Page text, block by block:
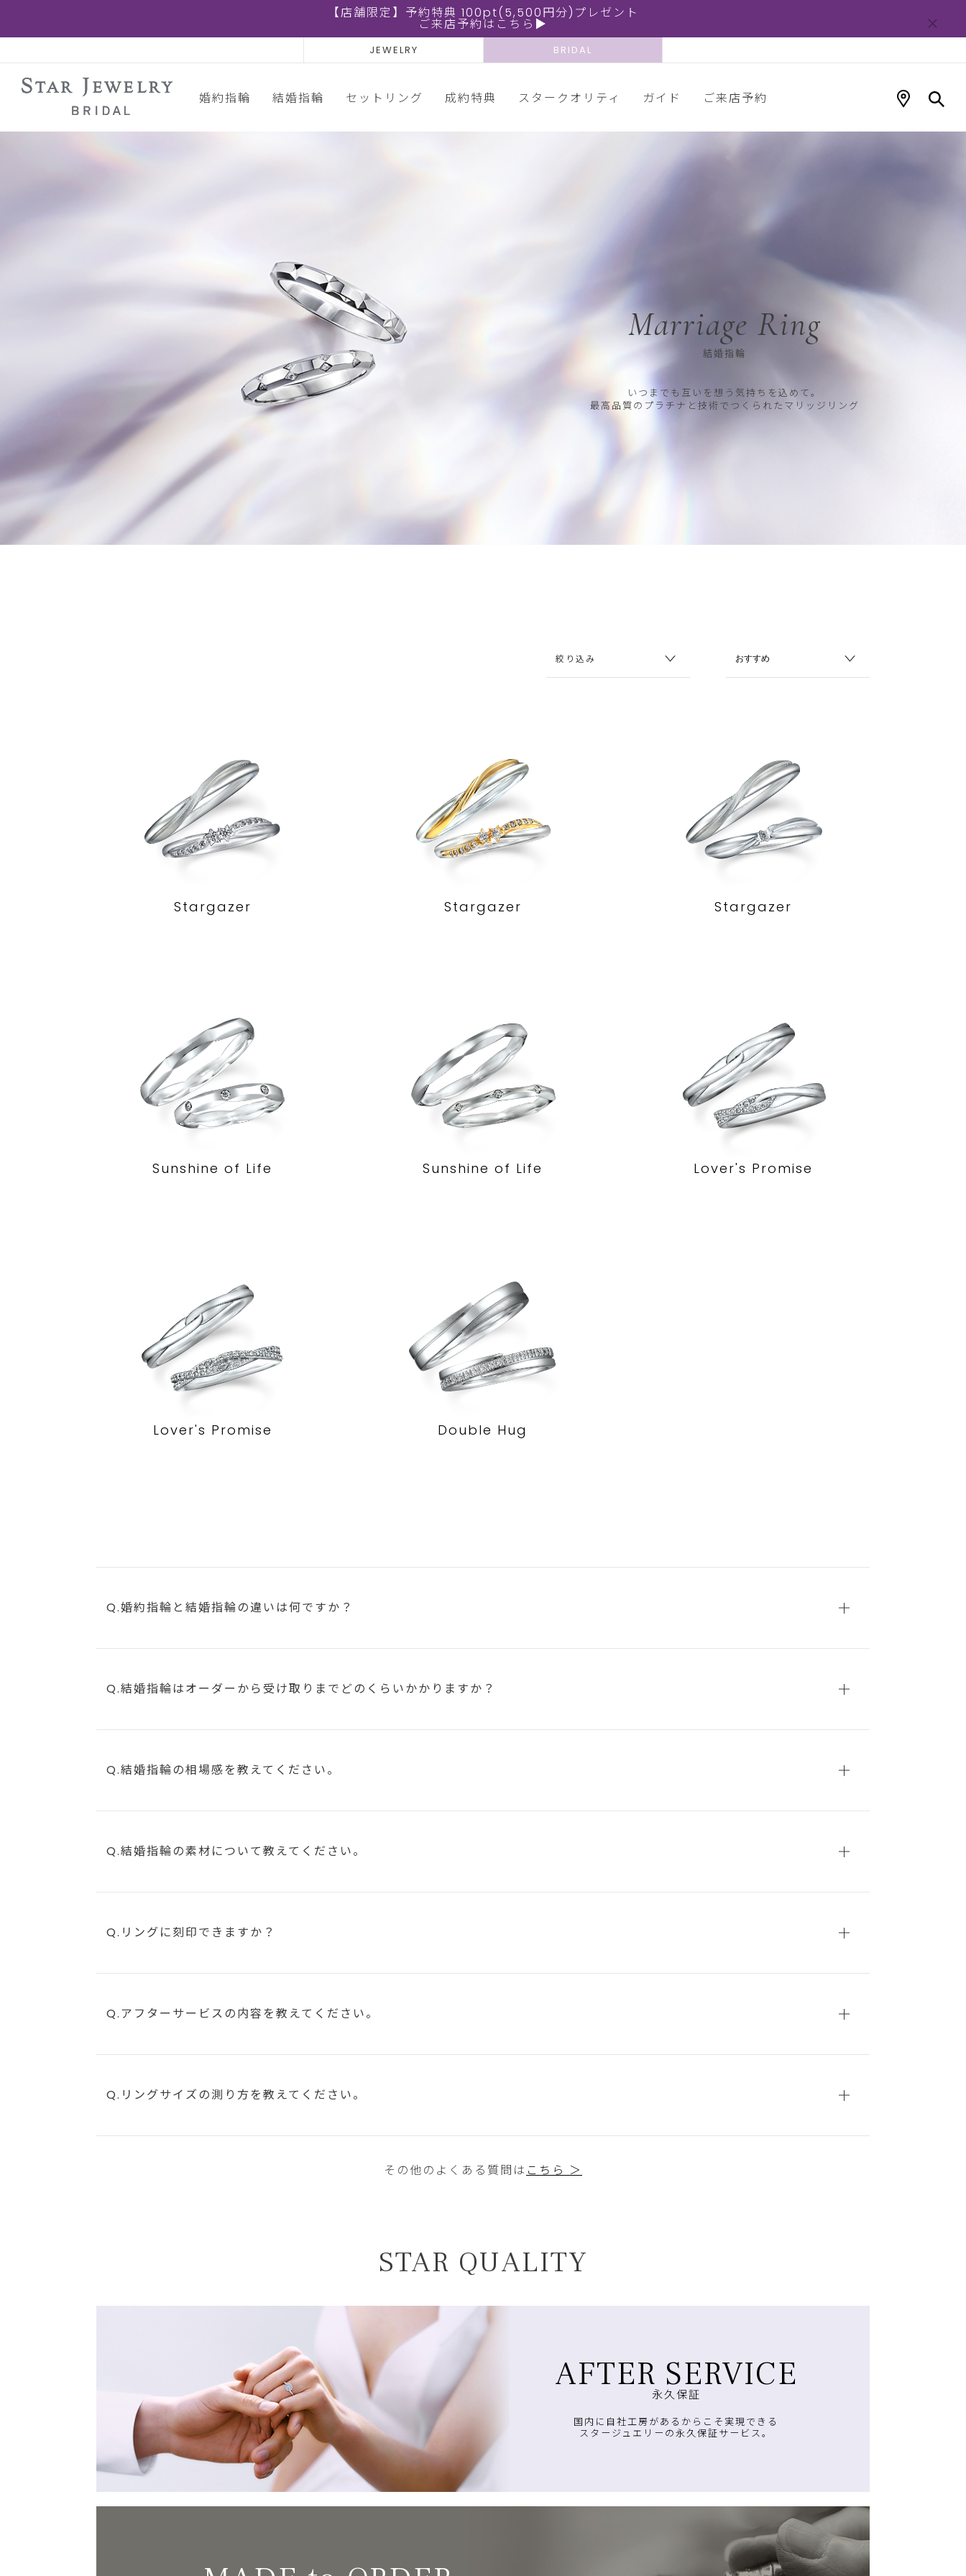
【店舗限定】予約特典 100pt(5,500円分)プレゼント
ご来店予約はこちら▶
JEWELRY BRIDAL
婚約指輪 結婚指輪 セットリング 成約特典 スタークオリティ ガイド ご来店予約
Marriage Ring
結婚指輪
いつまでも互いを想う気持ちを込めて。
最高品質のプラチナと技術でつくられたマリッジリング
絞り込み
Stargazer Stargazer Stargazer
Sunshine of Life Sunshine of Life Lover's Promise
Lover's Promise Double Hug
Q.婚約指輪と結婚指輪の違いは何ですか？
Q.結婚指輪はオーダーから受け取りまで どのくらいかかりますか？
Q.結婚指輪の相場感を教えてください。
Q.結婚指輪の素材について教えてください。
Q.リングに刻印できますか？
Q.アフターサービスの内容を教えてください。
Q.リングサイズの測り方を教えてください。
その他のよくある質問は こちら ＞
STAR QUALITY
AFTER SERVICE
永久保証
国内に自社工房があるからこそ実現できる
スタージュエリーの永久保証サービス。